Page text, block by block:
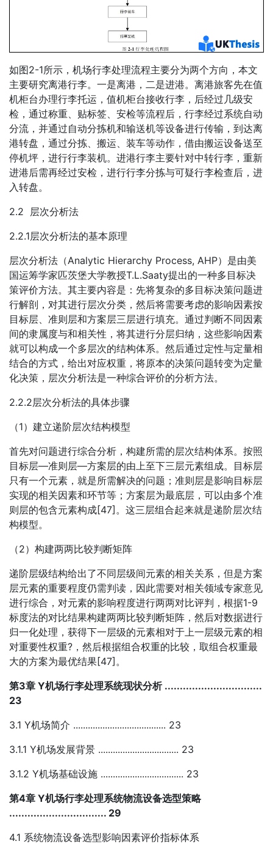
如图2-1所示，机场行李处理流程主要分为两个方向，本文
主要研究离港行李。一是离港，二是进港。离港旅客先在值
机柜台办理行李托运，值机柜台接收行李，后经过几级安
检，通过称重、贴标签、安检等流程后，行李经过系统自动
分流，并通过自动分拣机和输送机等设备进行传输，到达离
港转盘，通过分拣、搬运、装车等动作，借由搬运设备送至
停机坪，进行行李装机。进港行李主要针对中转行李，重新
进港后需再经过安检，进行行李分拣与可疑行李检查后，进
入转盘。
2.2 层次分析法
2.2.1层次分析法的基本原理
层次分析法（Analytic Hierarchy Process, AHP）是由美
国运筹学家匹茨堡大学教授T.L.Saaty提出的一种多目标决
策评价方法。其主要内容是：先将复杂的多目标决策问题进
行解剖，对其进行层次分类，然后将需要考虑的影响因素按
目标层、准则层和方案层三层进行填充。通过判断不同因素
间的隶属度与和相关性，将其进行分层归纳，这些影响因素
就可以构成一个多层次的结构体系。然后通过定性与定量相
结合的方式，给出对应权重，将原本的决策问题转变为定量
化决策，层次分析法是一种综合评价的分析方法。
2.2.2层次分析法的具体步骤
（1）建立递阶层次结构模型
首先对问题进行综合分析，构建所需的层次结构体系。按照
目标层—准则层—方案层的由上至下三层元素组成。目标层
只有一个元素，就是所需解决的问题；准则层是影响目标层
实现的相关因素和环节等；方案层为最底层，可以由多个准
则层的包含元素构成[47]。这三层组合起来就是递阶层次结
构模型。
（2）构建两两比较判断矩阵
递阶层级结构给出了不同层级间元素的相关关系，但是方案
层元素的重要程度仍需判读，因此需要对相关领域专家意见
进行综合，对元素的影响程度进行两两对比评判，根据1-9
标度法的对比结果构建两两比较判断矩阵，然后对数据进行
归一化处理，获得下一层级的元素相对于上一层级元素的相
对重要性权重?，然后根据组合权重的比较，取组合权重最
大的方案为最优结果[47]。
第3章 Y机场行李处理系统现状分析 ................................
23
3.1 Y机场简介 ...................................... 23
3.1.1 Y机场发展背景 ................................. 23
3.1.2 Y机场基础设施 .................................. 23
第4章 Y机场行李处理系统物流设备选型策略
................................ 29
4.1 系统物流设备选型影响因素评价指标体系